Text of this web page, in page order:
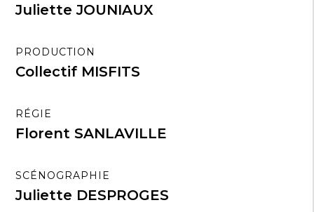
Juliette JOUNIAUX
PRODUCTION
Collectif MISFITS
RÉGIE
Florent SANLAVILLE
SCÉNOGRAPHIE
Juliette DESPROGES